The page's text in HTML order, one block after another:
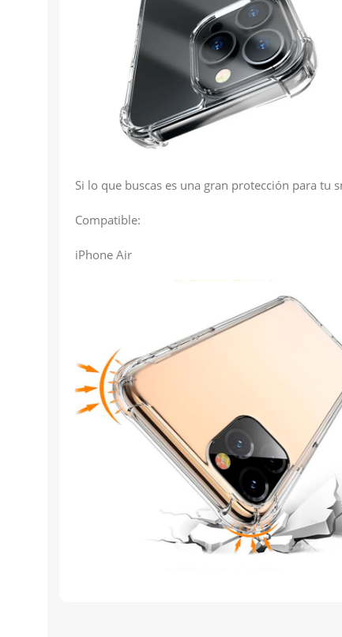
Si lo que buscas es una gran protección para tu
Compatible:
iPhone Air